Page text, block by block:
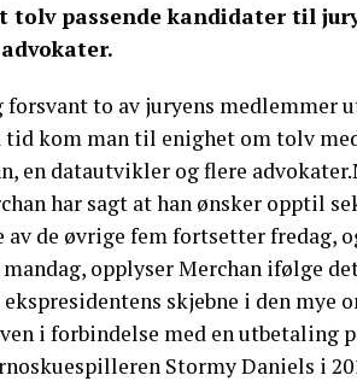
tolv passende kandidater til
to av juryens medlemmer
kom man til enighet om tolv
en datautvikler og flere
har sagt at han ønsker opptil
de øvrige fem fortsetter fredag,
opplyser Merchan ifølge
skjebne i den mye
i forbindelse med en utbetaling
Stormy Daniels i